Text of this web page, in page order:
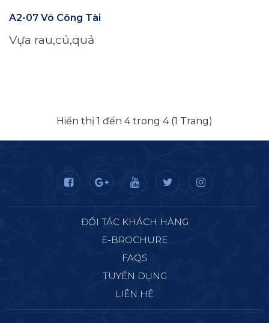
A2-07 Võ Công Tài
Vựa rau,củ,quả
Hiển thị 1 đến 4 trong 4 (1 Trang)
ĐỐI TÁC KHÁCH HÀNG
E-BROCHURE
FAQS
TUYỂN DỤNG
LIÊN HỆ